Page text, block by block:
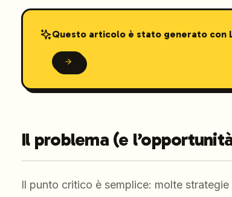
Questo articolo è stato generato con
Il problema (e
Il punto critico è semplice: molte